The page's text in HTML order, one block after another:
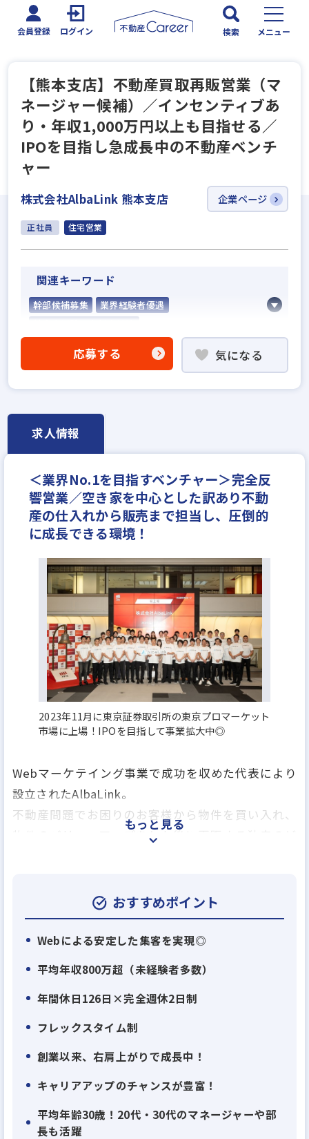
会員登録 ログイン 検索 メニュー
【熊本支店】不動産買取再販営業（マ
ネージャー候補）／インセンティブあ
り・年収1,000万円以上も目指せる／
IPOを目指し急成長中の不動産ベンチ
ャー
株式会社AlbaLink 熊本支店 企業ページ
正社員 住宅営業
関連キーワード
幹部候補募集
業界経験者優遇
成果給が充実
固定給25万円以上
固定給35万円以上
不動産ITベンチャー
応募する 気になる
求人情報
＜業界No.1を目指すベンチャー＞完全反
響営業／空き家を中心とした訳あり不動
産の仕入れから販売まで担当し、圧倒的
に成長できる環境！
2023年11月に東京証券取引所の東京プロマーケット
市場に上場！IPOを目指して事業拡大中◎
Webマーケテイング事業で成功を収めた代表により
設立されたAlbaLink。
不動産問題でお困りのお客様から物件を買い入れ、
物件のバリューアップをした後に再販する独自のビ
Webでの集客に注力しており、年間の問い合わせ件
数は約3,000件と多くのお客様から支持されており、
テレビやラジオなどのメディアで取り上げられる機
【年収1,000万円以上も可能】
固定月給30万円に加え、成果に応じてインセンティ
成果に見合った納得のいく収入が得られるほか、支
店拡大に伴い新しいポジションが生まれ続けマネー
こる環境になります。会社の幹部として自らの成長も
もっと見る
おすすめポイント
Webによる安定した集客を実現◎
平均年収800万超（未経験者多数）
年間休日126日×完全週休2日制
フレックスタイム制
創業以来、右肩上がりで成長中！
キャリアアップのチャンスが豊富！
平均年齢30歳！20代・30代のマネージャーや部
長も活躍